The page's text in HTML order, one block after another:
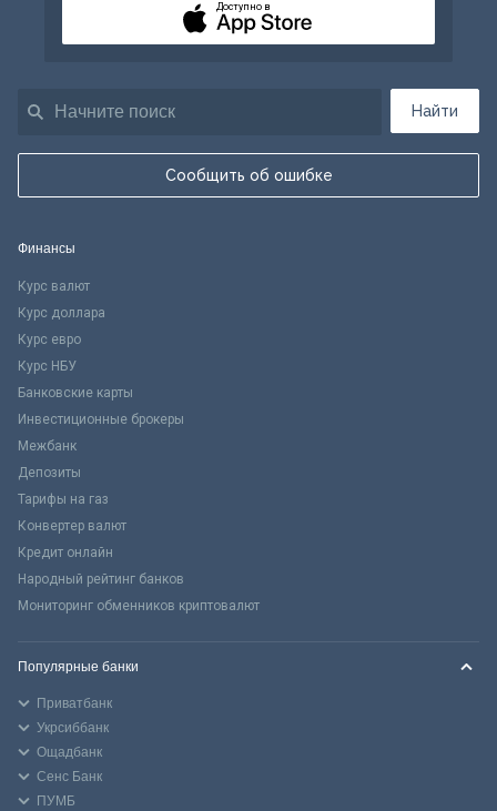
Найти
Сообщить об ошибке
Доступно в
Финансы
Курс валют
Курс доллара
Курс евро
Курс НБУ
Банковские карты
Инвестиционные брокеры
Межбанк
Депозиты
Тарифы на газ
Конвертер валют
Кредит онлайн
Народный рейтинг банков
Мониторинг обменников криптовалют
Популярные банки
Приватбанк
Укрсиббанк
Ощадбанк
Сенс Банк
ПУМБ